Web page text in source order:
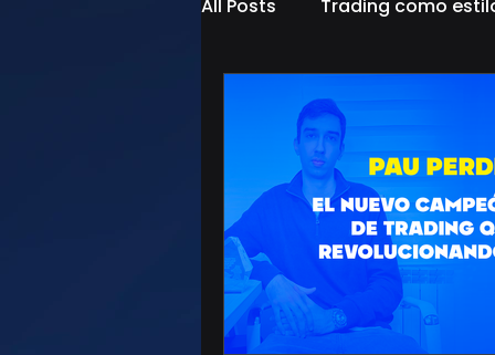
All Posts Trading como
estrategias de trading